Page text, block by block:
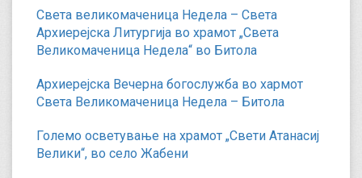
Света великомаченица Недела – Света
Архиерејска Литургија во храмот „Света
Великомаченица Недела“ во Битола
Архиерејска Вечерна богослужба во хармот
Света Великомаченица Недела – Битола
Големо осветување на храмот „Свети Атанасиј
Велики“, во село Жабени